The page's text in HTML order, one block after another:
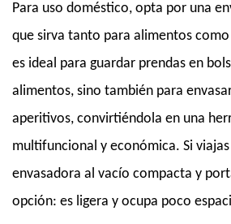
Para uso doméstico, opta por una
que sirva tanto para alimentos
es ideal para guardar prendas en
alimentos, sino también para
aperitivos, convirtiéndola en una
multifuncional y económica. Si
envasadora al vacío compacta y
opción: es ligera y ocupa poco